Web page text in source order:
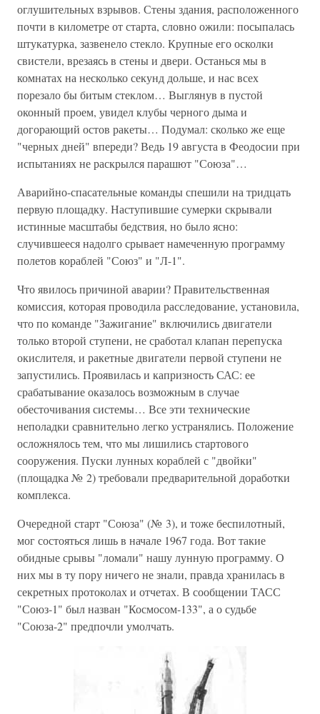
оглушительных взрывов. Стены здания, расположенного
почти в километре от старта, словно ожили: посыпалась
штукатурка, зазвенело стекло. Крупные его осколки
свистели, врезаясь в стены и двери. Останься мы в
комнатах на несколько секунд дольше, и нас всех
порезало бы битым стеклом… Выглянув в пустой
оконный проем, увидел клубы черного дыма и
догорающий остов ракеты… Подумал: сколько же еще
"черных дней" впереди? Ведь 19 августа в Феодосии при
испытаниях не раскрылся парашют "Союза"…
Аварийно-спасательные команды спешили на тридцать
первую площадку. Наступившие сумерки скрывали
истинные масштабы бедствия, но было ясно:
случившееся надолго срывает намеченную программу
полетов кораблей "Союз" и "Л-1".
Что явилось причиной аварии? Правительственная
комиссия, которая проводила расследование, установила,
что по команде "Зажигание" включились двигатели
только второй ступени, не сработал клапан перепуска
окислителя, и ракетные двигатели первой ступени не
запустились. Проявилась и капризность САС: ее
срабатывание оказалось возможным в случае
обесточивания системы… Все эти технические
неполадки сравнительно легко устранялись. Положение
осложнялось тем, что мы лишились стартового
сооружения. Пуски лунных кораблей с "двойки"
(площадка № 2) требовали предварительной доработки
комплекса.
Очередной старт "Союза" (№ 3), и тоже беспилотный,
мог состояться лишь в начале 1967 года. Вот такие
обидные срывы "ломали" нашу лунную программу. О
них мы в ту пору ничего не знали, правда хранилась в
секретных протоколах и отчетах. В сообщении ТАСС
"Союз-1" был назван "Космосом-133", а о судьбе
"Союза-2" предпочли умолчать.